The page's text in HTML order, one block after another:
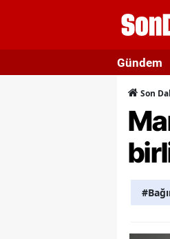
Gündem
Son